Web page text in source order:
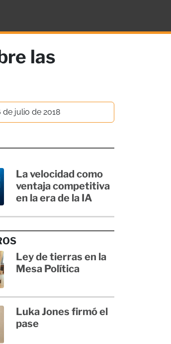
las
de julio de 2018
La velocidad como
ventaja competitiva
en la era de la IA
Ley de tierras en la
Mesa Política
Luka Jones firmó el
pase